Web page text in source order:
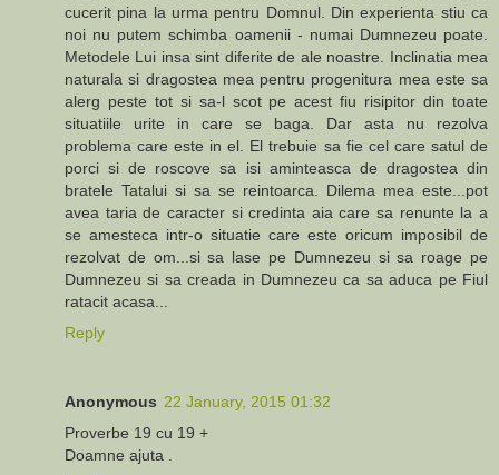
cucerit pina la urma pentru Domnul. Din experienta stiu ca
noi nu putem schimba oamenii - numai Dumnezeu poate.
Metodele Lui insa sint diferite de ale noastre. Inclinatia mea
naturala si dragostea mea pentru progenitura mea este sa
alerg peste tot si sa-l scot pe acest fiu risipitor din toate
situatiile urite in care se baga. Dar asta nu rezolva
problema care este in el. El trebuie sa fie cel care satul de
porci si de roscove sa isi aminteasca de dragostea din
bratele Tatalui si sa se reintoarca. Dilema mea este...pot
avea taria de caracter si credinta aia care sa renunte la a
se amesteca intr-o situatie care este oricum imposibil de
rezolvat de om...si sa lase pe Dumnezeu si sa roage pe
Dumnezeu si sa creada in Dumnezeu ca sa aduca pe Fiul
ratacit acasa...
Reply
Anonymous 22 January, 2015 01:32
Proverbe 19 cu 19 +
Doamne ajuta .